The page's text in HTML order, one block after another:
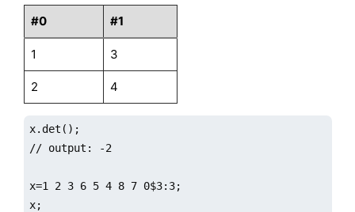
#0 #1
1 3
2 4
x.det();
// output: -2
x=1 2 3 6 5 4 8 7 0$3:3;
x;